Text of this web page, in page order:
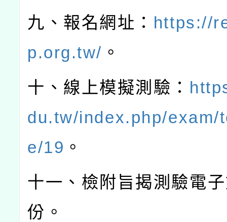
九、報名網址： https://
p.org.tw/ 。
十、線上模擬測驗：
du.tw/index.php/exam/
e/19 。
十一、檢附旨揭測驗電
份。